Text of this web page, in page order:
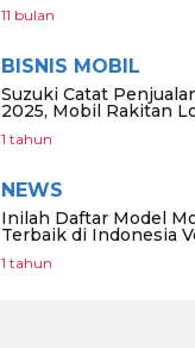
11 bulan
BISNIS MOBIL
Suzuki Catat
2025, Mobil Rakitan
1 tahun
NEWS
Inilah Daftar Model
Terbaik di Indonesia
1 tahun